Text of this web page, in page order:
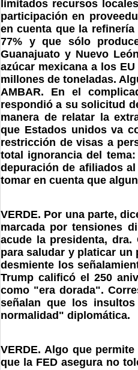
limitados recursos
participación en
en cuenta que la
77% y que sólo
Guanajuato y Nuevo
azúcar mexicana a los
millones de toneladas.
AMBAR. En el
respondió a su solicitud
manera de relatar la
que Estados unidos va
restricción de visas a
total ignorancia del
depuración de afiliados
tomar en cuenta que
VERDE. Por una parte,
marcada por tensiones
acude la presidenta,
para saludar y platicar un
desmiente los
Trump calificó el 250
como "era dorada".
señalan que los
normalidad" diplomática.
VERDE. Algo que
que la FED asegura no